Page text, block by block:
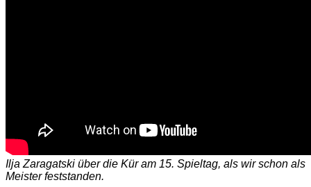
Ilja Zaragatski über die Kür am 15. Spieltag, als wir schon als
Meister feststanden.